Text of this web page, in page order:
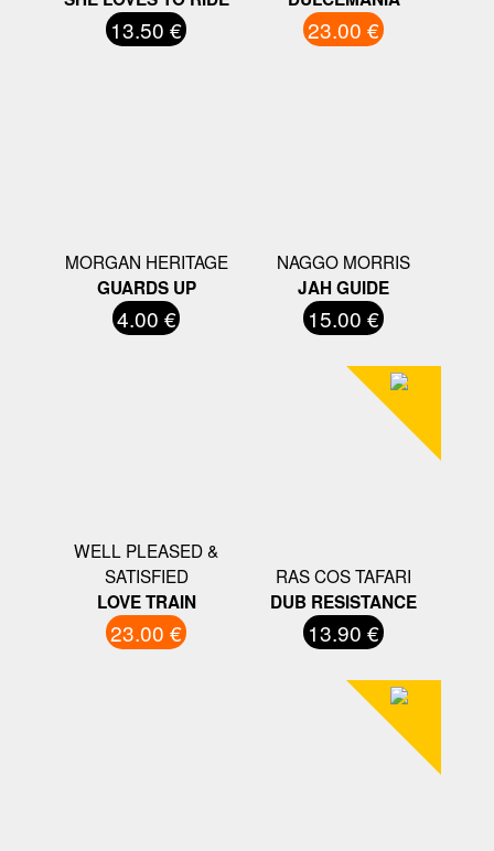
13.50 € 23.00 €
MORGAN HERITAGE
GUARDS UP
4.00 €
NAGGO MORRIS
JAH GUIDE
15.00 €
WELL PLEASED &
SATISFIED
LOVE TRAIN
23.00 €
RAS COS TAFARI
DUB RESISTANCE
13.90 €